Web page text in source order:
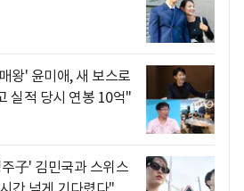
왕' 윤미애, 새 보스로
실적 당시 연봉 10억"
子' 김민국과 스위스